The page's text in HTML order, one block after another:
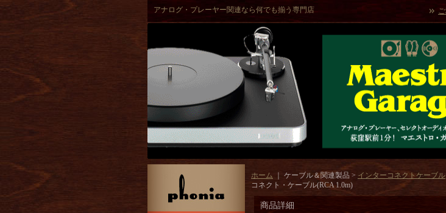
アナログ・プレーヤー関連なら何でも揃う専門店
ホーム ｜ ケーブル＆関連製品 > インターコネクトケーブル
コネクト・ケーブル(RCA 1.0m)
商品詳細